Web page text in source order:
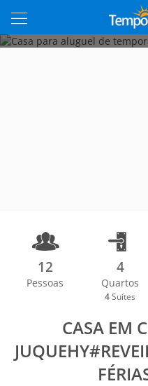
12
Pessoas
4
Quartos
4 Suítes
CASA EM